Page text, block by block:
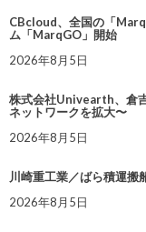
CBcloud、全国の「
ム「MarqGO」開始
2026年8月5日
株式会社Univearth、倉
ネットワークを拡大〜
2026年8月5日
川崎重工業／ばら積運搬
2026年8月5日